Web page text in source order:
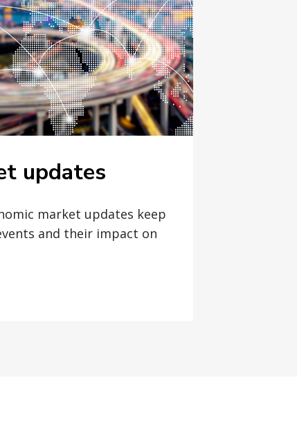
updates
market updates keep
and their impact on